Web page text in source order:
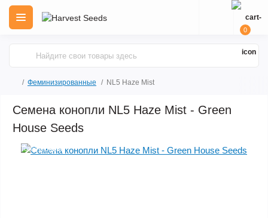
0
Феминизированные NL5 Haze Mist
Семена конопли NL5 Haze Mist - Green
House Seeds
Популярный